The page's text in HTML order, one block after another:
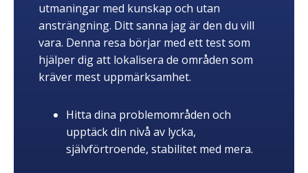
utmaningar med kunskap och utan
ansträngning. Ditt sanna jag är den du vill
vara. Denna resa börjar med ett test som
hjälper dig att lokalisera de områden som
kräver mest uppmärksamhet.
Hitta dina problemområden och
upptäck din nivå av lycka,
självförtroende, stabilitet med mera.